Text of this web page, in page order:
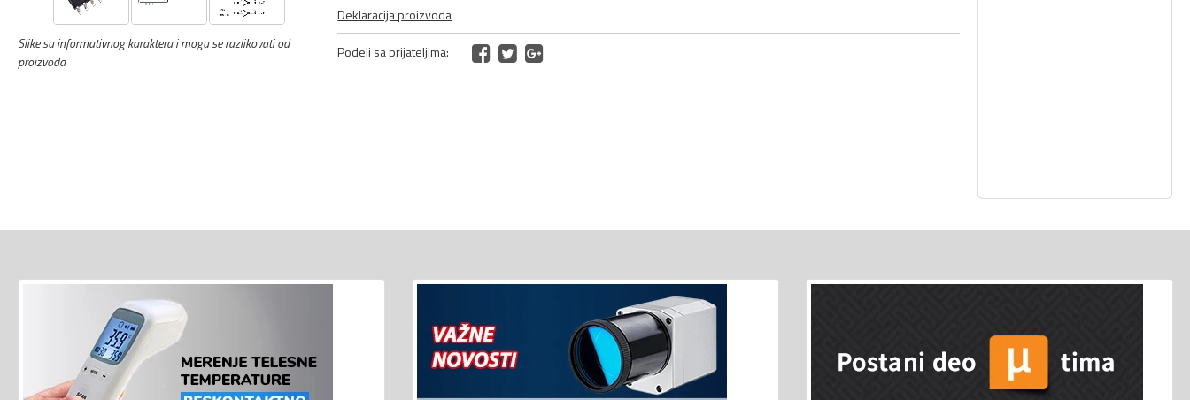
Slike su informativnog karaktera i mogu se razlikovati od
proizvoda
Deklaracija proizvoda
Podeli sa prijateljima: